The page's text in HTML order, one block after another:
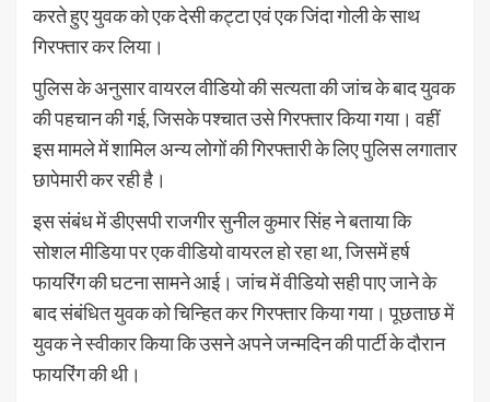
करते हुए युवक को एक देसी कट्टा एवं एक जिंदा गोली के साथ
गिरफ्तार कर लिया।
पुलिस के अनुसार वायरल वीडियो की सत्यता की जांच के बाद युवक
की पहचान की गई, जिसके पश्चात उसे गिरफ्तार किया गया। वहीं
इस मामले में शामिल अन्य लोगों की गिरफ्तारी के लिए पुलिस लगातार
छापेमारी कर रही है।
इस संबंध में डीएसपी राजगीर सुनील कुमार सिंह ने बताया कि
सोशल मीडिया पर एक वीडियो वायरल हो रहा था, जिसमें हर्ष
फायरिंग की घटना सामने आई। जांच में वीडियो सही पाए जाने के
बाद संबंधित युवक को चिन्हित कर गिरफ्तार किया गया। पूछताछ में
युवक ने स्वीकार किया कि उसने अपने जन्मदिन की पार्टी के दौरान
फायरिंग की थी।